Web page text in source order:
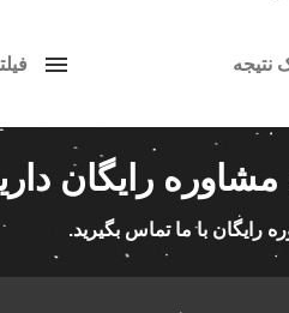
نتیجه
فقط موجود در انبار
برچسب مشاوره رایگان
رایگان با ما تماس بگیرید.